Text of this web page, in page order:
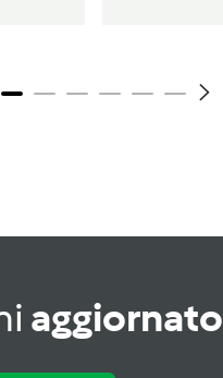
aggiornato